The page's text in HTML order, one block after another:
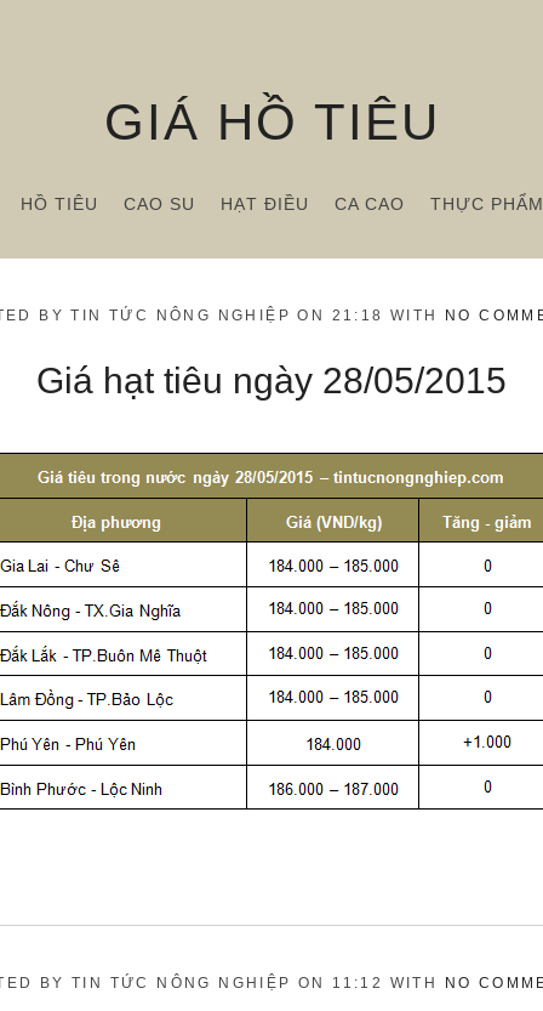
GIÁ HỒ TIÊU
HỒ TIÊU CAO SU HẠT ĐIỀU CA CAO THỰC PHẨM
BY TIN TỨC NÔNG NGHIỆP ON 21:18 WITH NO
Giá hạt tiêu ngày 28/05/2015
BY TIN TỨC NÔNG NGHIỆP ON 11:12 WITH NO